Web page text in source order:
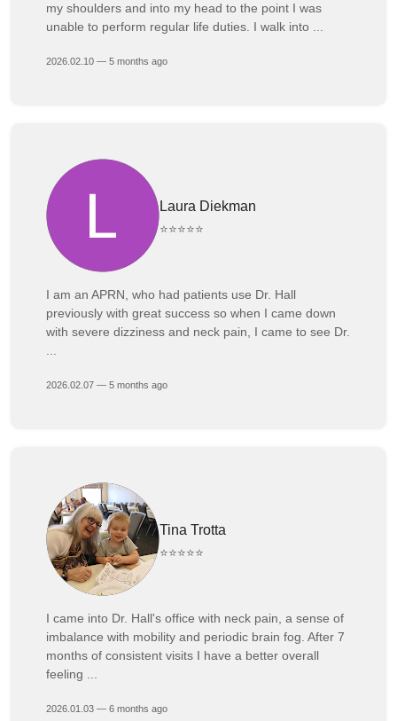
my shoulders and into my head to the point I was
unable to perform regular life duties. I walk into ...
2026.02.10 — 5 months ago
Laura Diekman
⭐⭐⭐⭐⭐
I am an APRN, who had patients use Dr. Hall
previously with great success so when I came down
with severe dizziness and neck pain, I came to see Dr.
...
2026.02.07 — 5 months ago
Tina Trotta
⭐⭐⭐⭐⭐
I came into Dr. Hall's office with neck pain, a sense of
imbalance with mobility and periodic brain fog. After 7
months of consistent visits I have a better overall
feeling ...
2026.01.03 — 6 months ago